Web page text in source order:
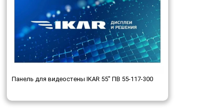
Панель для видеостены IKAR 55" ПВ 55-117-300